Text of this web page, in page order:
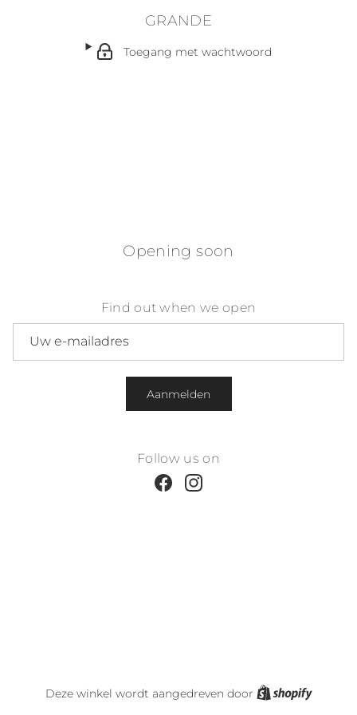
GRANDE
Toegang met wachtwoord
Opening soon
Find out when we open
Aanmelden
Follow us on
FacebookInstagram
Deze winkel wordt aangedreven door Shopify